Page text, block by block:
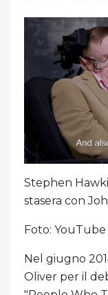
Stephen
stasera con
Foto: YouTube
Nel giugno
Oliver per il